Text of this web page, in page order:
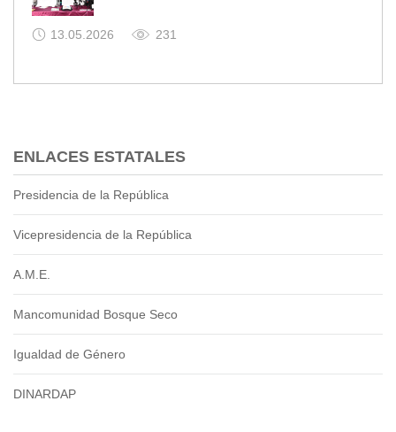
13.05.2026 231
ENLACES ESTATALES
Presidencia de la República
Vicepresidencia de la República
A.M.E.
Mancomunidad Bosque Seco
Igualdad de Género
DINARDAP